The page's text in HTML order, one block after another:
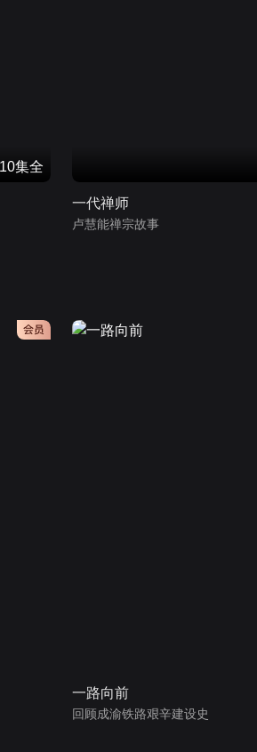
10集全
一代禅师
卢慧能禅宗故事
会员
一路向前
回顾成渝铁路艰辛建设史